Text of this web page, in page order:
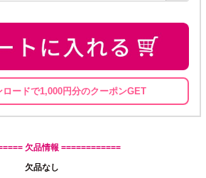
ロードで1,000円分のクーポンGET
欠品情報 ============
欠品なし